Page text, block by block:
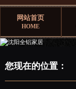
网站首页
HOME
您现在的位置：